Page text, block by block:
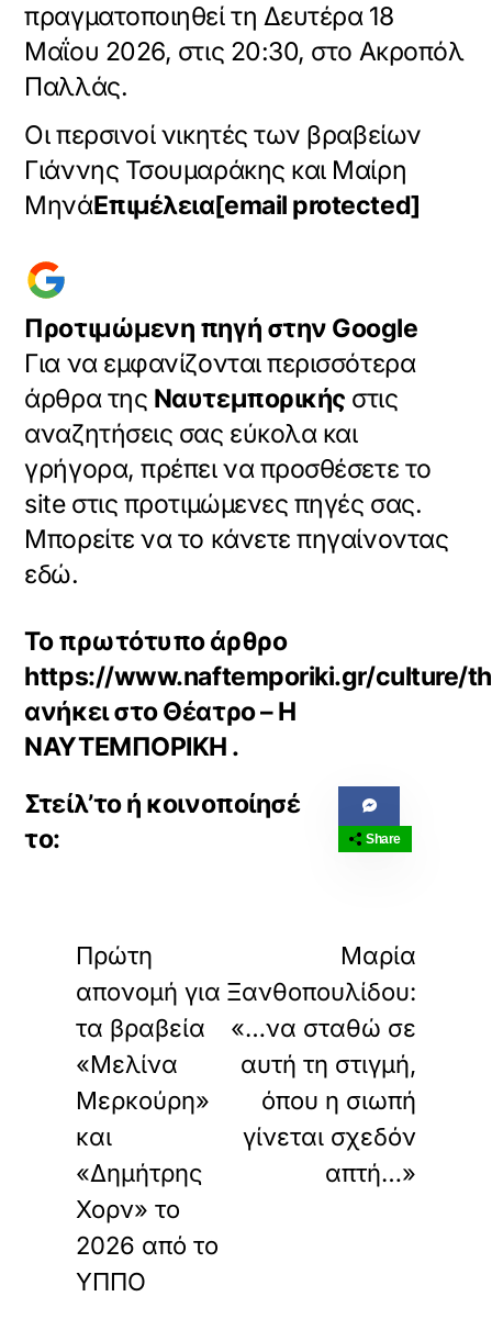
πραγματοποιηθεί τη Δευτέρα 18
Μαΐου 2026, στις 20:30, στο Ακροπόλ
Παλλάς.
Οι περσινοί νικητές των βραβείων
Γιάννης Τσουμαράκης και Μαίρη
ΜηνάΕπιμέλεια[email protected]
Προτιμώμενη πηγή στην Google
Για να εμφανίζονται περισσότερα
άρθρα της Ναυτεμπορικής στις
αναζητήσεις σας εύκολα και
γρήγορα, πρέπει να προσθέσετε το
site στις προτιμώμενες πηγές σας.
Μπορείτε να το κάνετε πηγαίνοντας
εδώ.
Το πρωτότυπο άρθρο
https://www.naftemporiki.gr/culture/
ανήκει στοΘέατρο – Η
ΝΑΥΤΕΜΠΟΡΙΚΗ .
Share
Πρώτη
απονομή για
τα βραβεία
«Μελίνα
Μερκούρη»
και
«Δημήτρης
Χορν» το
2026 από το
ΥΠΠΟ
Μαρία
Ξανθοπουλίδου:
«…να σταθώ σε
αυτή τη στιγμή,
όπου η σιωπή
γίνεται σχεδόν
απτή…»